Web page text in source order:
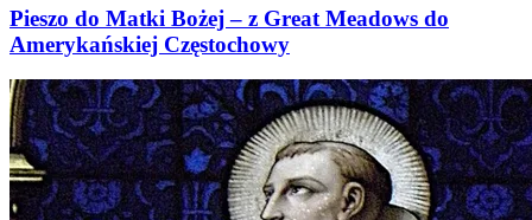
Pieszo do Matki Bożej – z Great Meadows do
Amerykańskiej Częstochowy